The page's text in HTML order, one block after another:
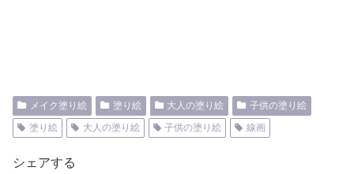
メイク塗り絵 塗り絵 大人の塗り絵
子供の塗り絵
塗り絵
大人の塗り絵 子供の塗り絵 線画
シェアする